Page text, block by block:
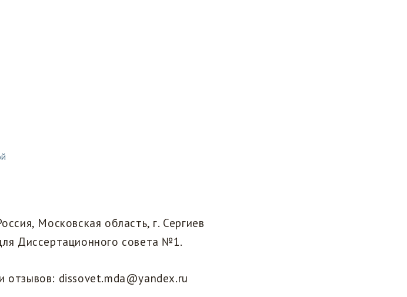
Московская область, г. Сергиев
Диссертационного совета №1.
отзывов: dissovet.mda@yandex.ru